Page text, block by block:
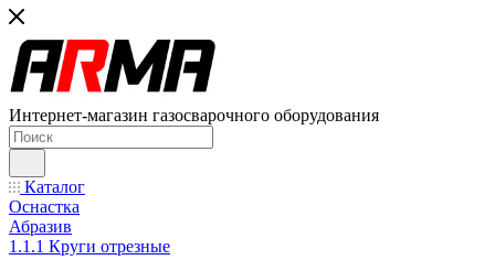
Интернет-магазин газосварочного оборудования
Каталог
Оснастка
Абразив
1.1.1 Круги отрезные